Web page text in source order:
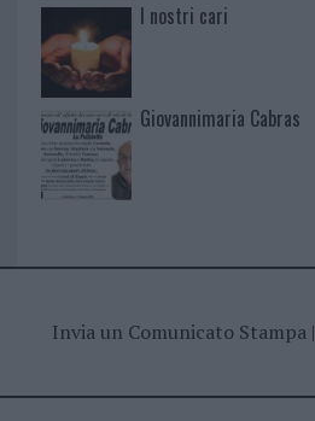
I nostri cari
Giovannimaria Cabras
Invia un Comunicato Stampa|